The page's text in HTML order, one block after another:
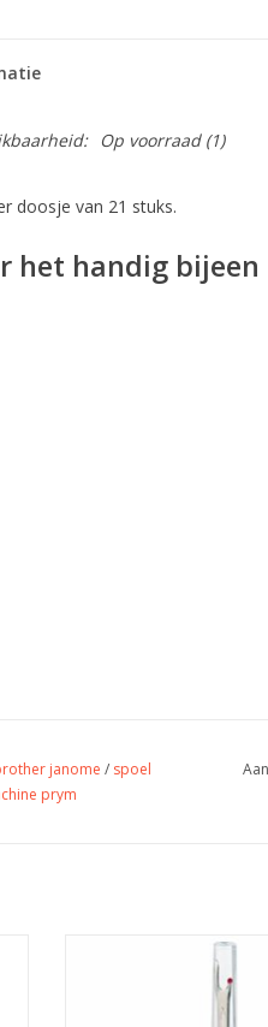
Op voorraad(1)
doosje van 21 stuks.
het handig
janome / spoel
prym
Prijs set van twee
Voor het lostornen